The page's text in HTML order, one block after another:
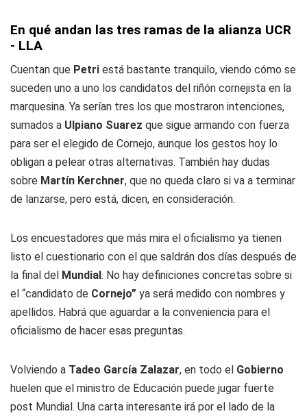
En qué andan las tres ramas de la alianza UCR
- LLA
Cuentan que Petri está bastante tranquilo, viendo cómo se
suceden uno a uno los candidatos del riñón cornejista en la
marquesina. Ya serían tres los que mostraron intenciones,
sumados a Ulpiano Suarez que sigue armando con fuerza
para ser el elegido de Cornejo, aunque los gestos hoy lo
obligan a pelear otras alternativas. También hay dudas
sobre Martín Kerchner, que no queda claro si va a terminar
de lanzarse, pero está, dicen, en consideración.
Los encuestadores que más mira el oficialismo ya tienen
listo el cuestionario con el que saldrán dos días después de
la final del Mundial. No hay definiciones concretas sobre si
el “candidato de Cornejo” ya será medido con nombres y
apellidos. Habrá que aguardar a la conveniencia para el
oficialismo de hacer esas preguntas.
Volviendo a Tadeo García Zalazar, en todo el Gobierno
huelen que el ministro de Educación puede jugar fuerte
post Mundial. Una carta interesante irá por el lado de la